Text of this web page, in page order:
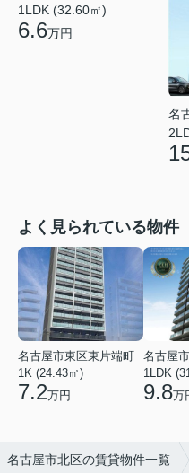
1LDK (32.60㎡)
6.6万円
名
よく見られている物件
名古屋市東区東片端町
1K (24.43㎡)
7.2万円
1LDK
9.8万
名古屋市北区の賃貸物件一覧